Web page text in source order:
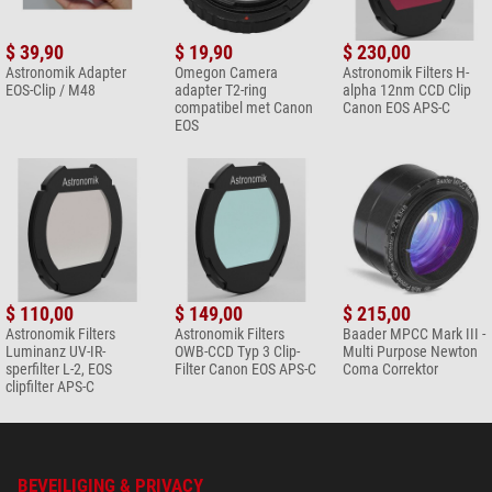
Tamron, Tokina of Walimex. Het is NIET mogelijk het clipfilter in
combinatie met de EF-S lenzen van Canon te gebruiken!
$ 39,90
Astronomik Adapter
EOS-Clip / M48
$ 19,90
Omegon Camera
adapter T2-ring
compatibel met Canon
EOS
$ 230,00
Astronomik Filters H-
alpha 12nm CCD Clip
Canon EOS APS-C
$ 110,00
Astronomik Filters
Luminanz UV-IR-
sperfilter L-2, EOS
clipfilter APS-C
$ 149,00
Astronomik Filters
OWB-CCD Typ 3 Clip-
Filter Canon EOS APS-C
$ 215,00
Baader MPCC Mark III -
Multi Purpose Newton
Coma Correktor
BEVEILIGING & PRIVACY